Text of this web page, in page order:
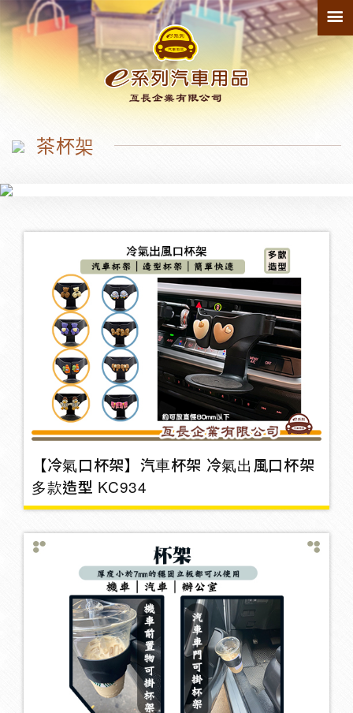
茶杯架
【冷氣口杯架】汽車杯架 冷氣出風口杯架
多款造型 KC934
最新產品 150
寵物墊
臨時停車牌 2
行車紀錄器支架 8
蠟品32
托盤 1
香水/擴香瓶/香片15
菸灰缸 2